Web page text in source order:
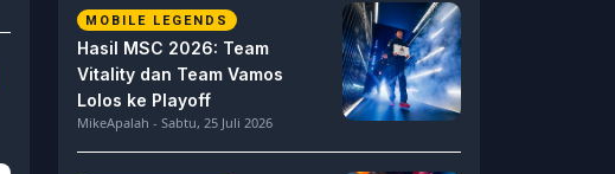
MOBILE LEGENDS
Hasil MSC 2026: Team
Vitality dan Team Vamos
Lolos ke Playoff
MikeApalah - Sabtu, 25 Juli 2026